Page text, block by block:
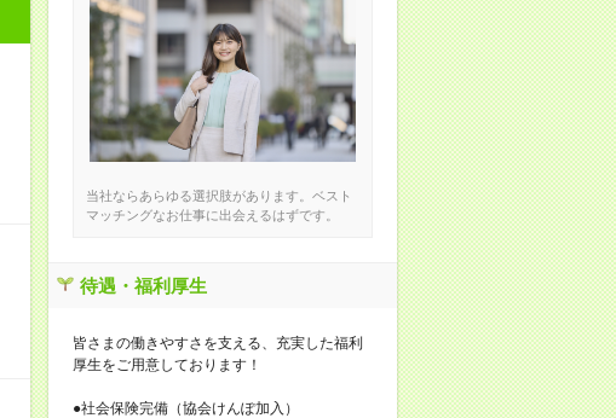
当社ならあらゆる選択肢があります。ベスト
マッチングなお仕事に出会えるはずです。
待遇・福利厚生
皆さまの働きやすさを支える、充実した福利
厚生をご用意しております！
●社会保険完備（協会けんぽ加入）